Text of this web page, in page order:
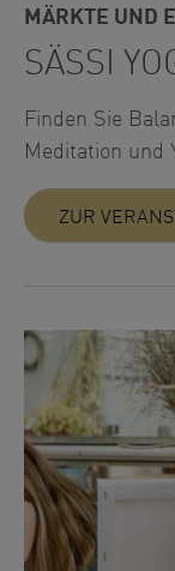
MÄRKTE UND
SÄSSI
Finden Sie
Meditation und
ZUR